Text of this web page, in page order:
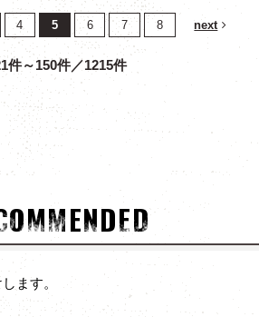
4 5 6 7 8 next
件～150件／1215件
ます。